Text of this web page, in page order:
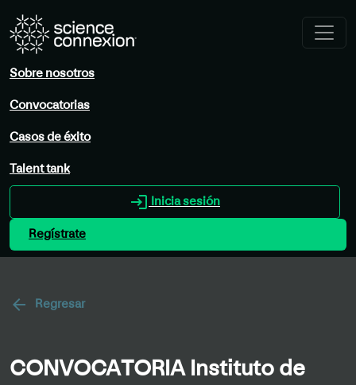
Sobre nosotros
Convocatorias
Casos de éxito
Talent tank
login Inicia sesión
Regístrate
arrow_back Regresar
CONVOCATORIA Instituto de